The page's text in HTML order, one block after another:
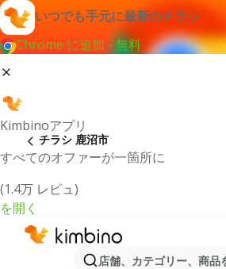
いつでも手元に最新のチラシ
Chrome に追加 - 無料
Kimbinoアプリ
すべてのオファーが一箇所に
(1.4万 レビュ)
を開く
店舗、カテゴリー、商品
チラシ 鹿沼市
最新のチラシとオファ